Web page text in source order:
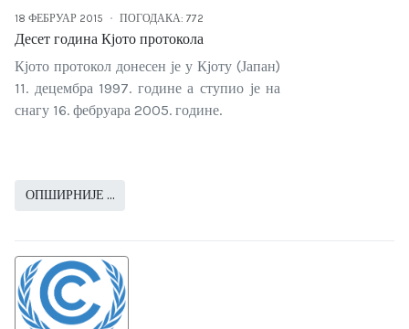
18 ФЕБРУАР 2015 ПОГОДАКА: 772
Десет година Кјото протокола
Кјото протокол донесен је у Кјоту (Јапан)
11. децембра 1997. године а ступио је на
снагу 16. фебруара 2005. године.
ОПШИРНИЈЕ …